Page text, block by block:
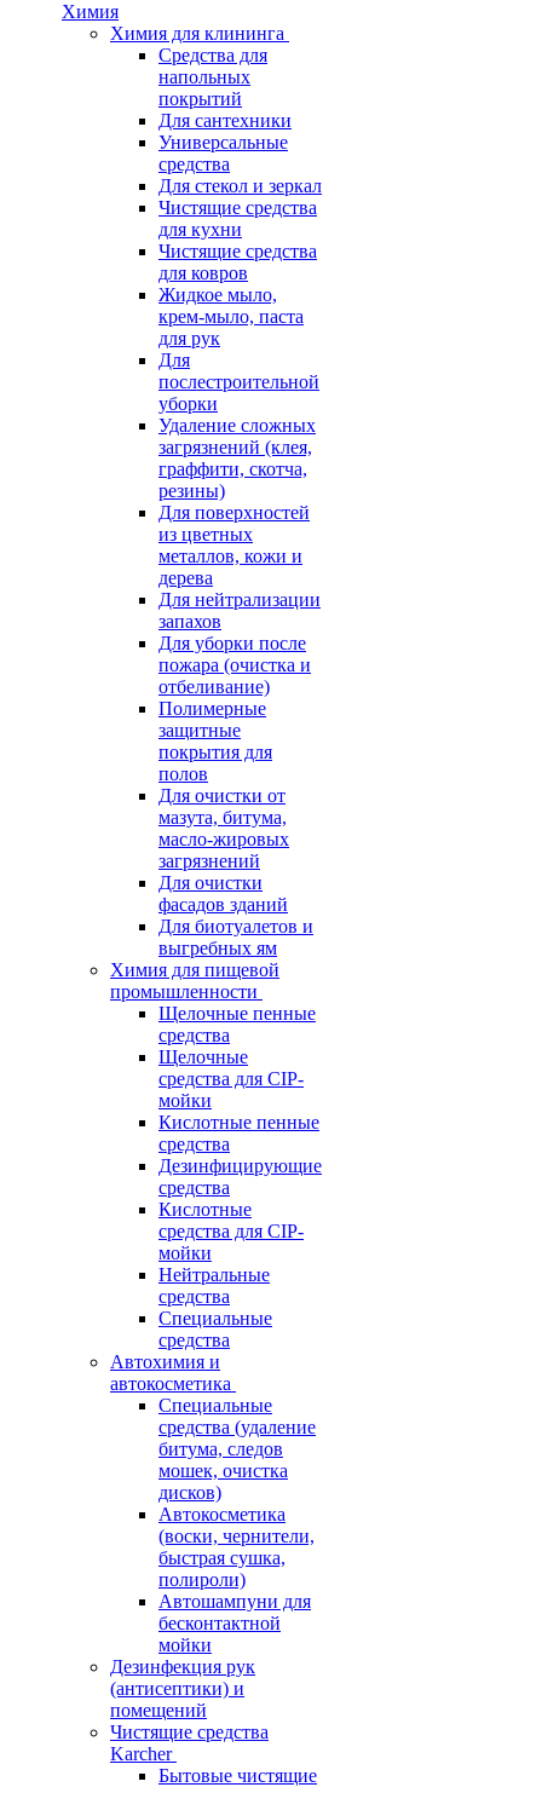
Химия
Химия для клининга
Средства для
напольных
покрытий
Для сантехники
Универсальные
средства
Для стекол и зеркал
Чистящие средства
для кухни
Чистящие средства
для ковров
Жидкое мыло,
крем-мыло, паста
для рук
Для
послестроительной
уборки
Удаление сложных
загрязнений (клея,
граффити, скотча,
резины)
Для поверхностей
из цветных
металлов, кожи и
дерева
Для нейтрализации
запахов
Для уборки после
пожара (очистка и
отбеливание)
Полимерные
защитные
покрытия для
полов
Для очистки от
мазута, битума,
масло-жировых
загрязнений
Для очистки
фасадов зданий
Для биотуалетов и
выгребных ям
Химия для пищевой
промышленности
Щелочные пенные
средства
Щелочные
средства для CIP-
мойки
Кислотные пенные
средства
Дезинфицирующие
средства
Кислотные
средства для CIP-
мойки
Нейтральные
средства
Специальные
средства
Автохимия и
автокосметика
Специальные
средства (удаление
битума, следов
мошек, очистка
дисков)
Автокосметика
(воски, чернители,
быстрая сушка,
полироли)
Автошампуни для
бесконтактной
мойки
Дезинфекция рук
(антисептики) и
помещений
Чистящие средства
Karcher
Бытовые чистящие